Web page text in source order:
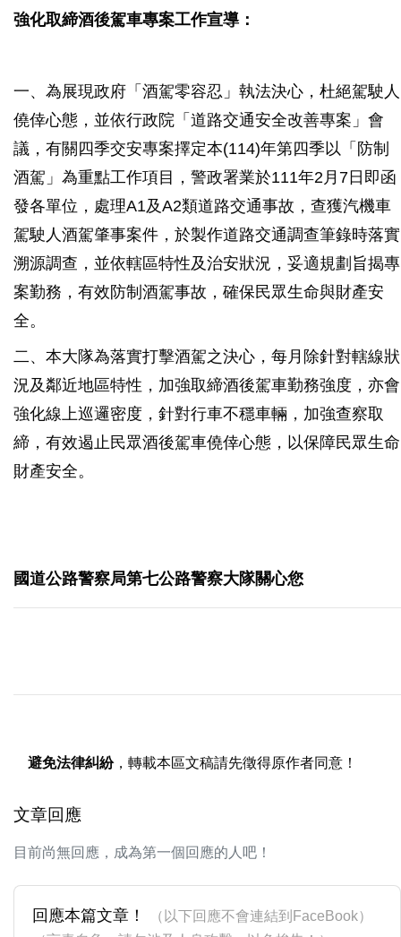
強化取締酒後駕車專案工作宣導：
一、為展現政府「酒駕零容忍」執法決心，杜絕駕駛人
僥倖心態，並依行政院「道路交通安全改善專案」會
議，有關四季交安專案擇定本(114)年第四季以「防制
酒駕」為重點工作項目，警政署業於111年2月7日即函
發各單位，處理A1及A2類道路交通事故，查獲汽機車
駕駛人酒駕肇事案件，於製作道路交通調查筆錄時落實
溯源調查，並依轄區特性及治安狀況，妥適規劃旨揭專
案勤務，有效防制酒駕事故，確保民眾生命與財產安
全。
二、本大隊為落實打擊酒駕之決心，每月除針對轄線狀
況及鄰近地區特性，加強取締酒後駕車勤務強度，亦會
強化線上巡邏密度，針對行車不穩車輛，加強查察取
締，有效遏止民眾酒後駕車僥倖心態，以保障民眾生命
財產安全。
國道公路警察局第七公路警察大隊關心您
避免法律糾紛，轉載本區文稿請先徵得原作者同意！
文章回應
目前尚無回應，成為第一個回應的人吧！
回應本篇文章！
（以下回應不會連結到FaceBook）